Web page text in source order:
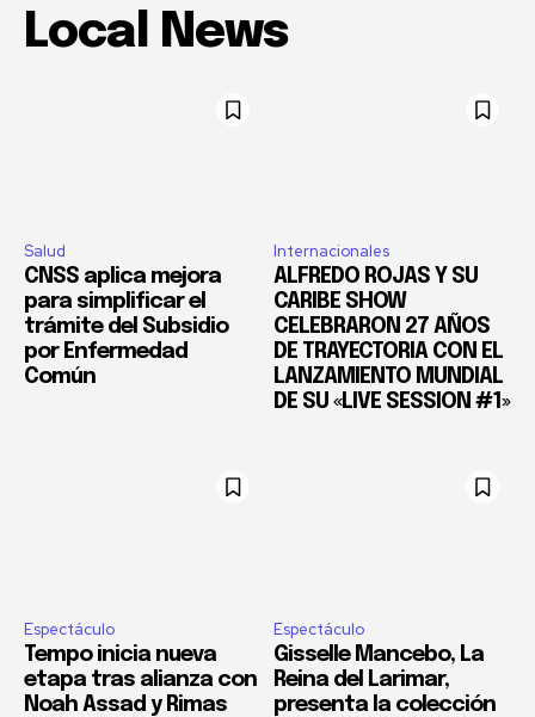
Local News
Salud
CNSS aplica mejora
para simplificar el
trámite del Subsidio
por Enfermedad
Común
Internacionales
ALFREDO ROJAS Y SU
CARIBE SHOW
CELEBRARON 27 AÑOS
DE TRAYECTORIA CON EL
LANZAMIENTO MUNDIAL
DE SU «LIVE SESSION #1»
Espectáculo
Tempo inicia nueva
etapa tras alianza con
Noah Assad y Rimas
Espectáculo
Gisselle Mancebo, La
Reina del Larimar,
presenta la colección